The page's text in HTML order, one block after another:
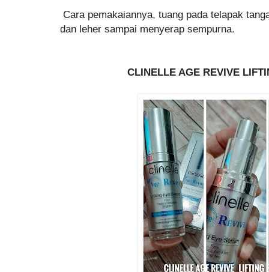
Cara pemakaiannya, tuang pada telapak
dan leher sampai menyerap sempurna.
CLINELLE AGE REVIVE